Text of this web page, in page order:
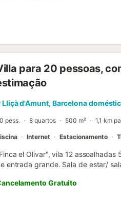
para 20 pessoas,
Lliçà d'Amunt, Barcelona
pess. 8 quartos 500 m² 1,1 km
Internet Estacionamento
el Olivar", vila 12
entrada grande. Sala de estar/
(180 cm, 200 cm de
(forno, Máquina de lavar loiçã 5
Gratuito